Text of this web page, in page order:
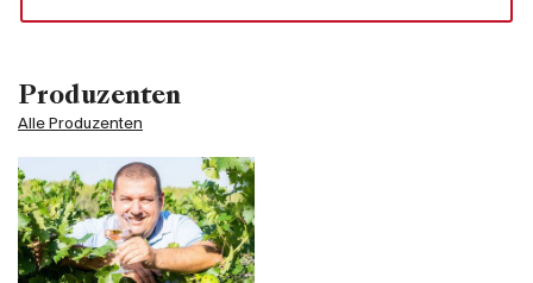
Produzenten
Alle Produzenten